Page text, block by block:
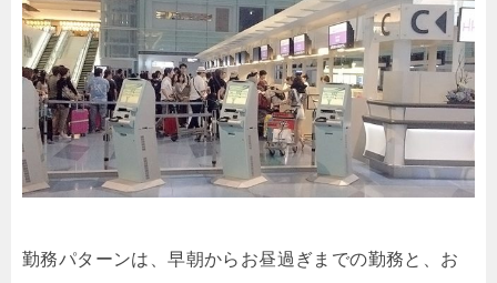
勤務パターンは、早朝からお昼過ぎまでの勤務と、お